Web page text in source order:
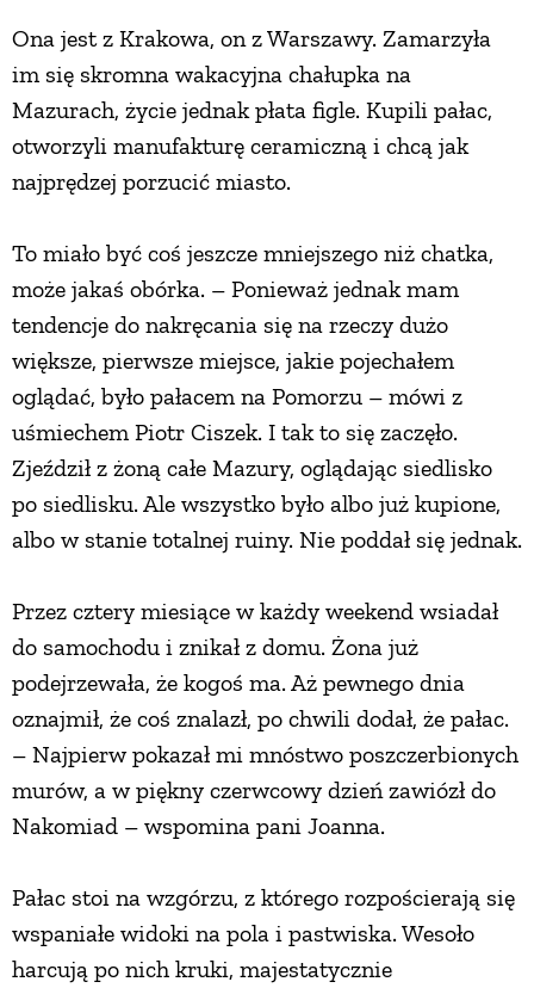
Ona jest z Krakowa, on z Warszawy. Zamarzyła
im się skromna wakacyjna chałupka na
Mazurach, życie jednak płata figle. Kupili pałac,
otworzyli manufakturę ceramiczną i chcą jak
najprędzej porzucić miasto.
To miało być coś jeszcze mniejszego niż chatka,
może jakaś obórka. – Ponieważ jednak mam
tendencje do nakręcania się na rzeczy dużo
większe, pierwsze miejsce, jakie pojechałem
oglądać, było pałacem na Pomorzu – mówi z
uśmiechem Piotr Ciszek. I tak to się zaczęło.
Zjeździł z żoną całe Mazury, oglądając siedlisko
po siedlisku. Ale wszystko było albo już kupione,
albo w stanie totalnej ruiny. Nie poddał się jednak.
Przez cztery miesiące w każdy weekend wsiadał
do samochodu i znikał z domu. Żona już
podejrzewała, że kogoś ma. Aż pewnego dnia
oznajmił, że coś znalazł, po chwili dodał, że pałac.
– Najpierw pokazał mi mnóstwo poszczerbionych
murów, a w piękny czerwcowy dzień zawiózł do
Nakomiad – wspomina pani Joanna.
Pałac stoi na wzgórzu, z którego rozpościerają się
wspaniałe widoki na pola i pastwiska. Wesoło
harcują po nich kruki, majestatycznie
ZWIERZĘTA W NATURZE
GRZYBY
RĘKODZIEŁO
RZEMIOSŁO
ZWYCZAJE
ZRÓB TO SAM
ŚNIADANIA
PRZYSTAWKI
DANIA GŁÓWNE
CIASTA I DESERY